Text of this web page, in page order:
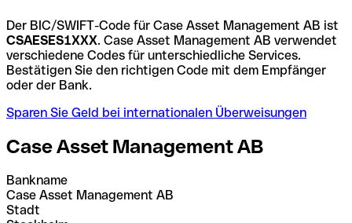
Der BIC/SWIFT-Code für Case Asset Management AB ist
CSAESES1XXX. Case Asset Management AB verwendet
verschiedene Codes für unterschiedliche Services.
Bestätigen Sie den richtigen Code mit dem Empfänger
oder der Bank.
Sparen Sie Geld bei internationalen Überweisungen
Case Asset Management AB
Bankname
Case Asset Management AB
Stadt